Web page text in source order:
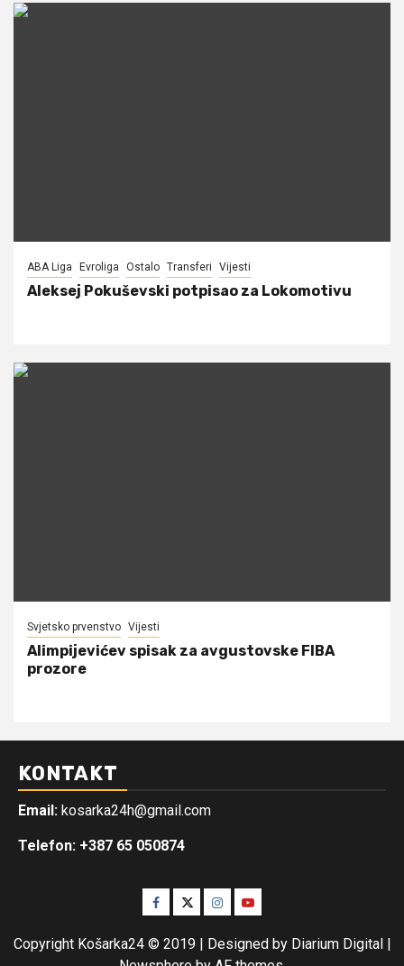
ABA Liga Evroliga Ostalo Transferi Vijesti
Aleksej Pokuševski potpisao za Lokomotivu
Svjetsko prvenstvo Vijesti
Alimpijevićev spisak za avgustovske FIBA
prozore
KONTAKT
Email: kosarka24h@gmail.com
Telefon: +387 65 050874
Facebook
TwitterInstagram
Youtube
Copyright Košarka24 © 2019 | Designed by Diarium Digital |